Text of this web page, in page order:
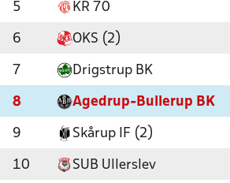
5 KR 70
6 OKS (2)
7 Drigstrup BK
8 Agedrup-Bullerup BK
9 Skårup IF (2)
10 SUB Ullerslev